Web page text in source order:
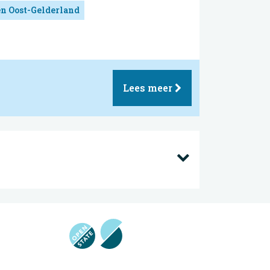
Oost-Gelderland
Lees meer